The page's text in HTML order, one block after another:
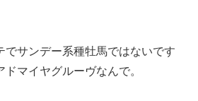
でサンデー系種牡馬ではないです
マイヤグルーヴなんで。